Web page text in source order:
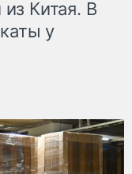
Китая. В
у